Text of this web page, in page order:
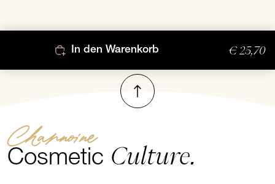
In den Warenkorb € 25,70
Nach oben
Channoine
Cosmetic Culture.